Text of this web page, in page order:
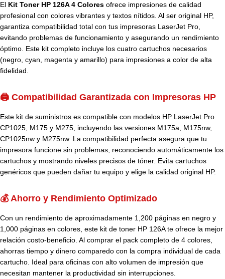
El Kit Toner HP 126A 4 Colores ofrece impresiones de calidad
profesional con colores vibrantes y textos nítidos. Al ser original HP,
garantiza compatibilidad total con tus impresoras LaserJet Pro,
evitando problemas de funcionamiento y asegurando un rendimiento
óptimo. Este kit completo incluye los cuatro cartuchos necesarios
(negro, cyan, magenta y amarillo) para impresiones a color de alta
fidelidad.
🖨️ Compatibilidad Garantizada con Impresoras HP
Este kit de suministros es compatible con modelos HP LaserJet Pro
CP1025, M175 y M275, incluyendo las versiones M175a, M175nw,
CP1025nw y M275nw. La compatibilidad perfecta asegura que tu
impresora funcione sin problemas, reconociendo automáticamente los
cartuchos y mostrando niveles precisos de tóner. Evita cartuchos
genéricos que pueden dañar tu equipo y elige la calidad original HP.
💰 Ahorro y Rendimiento Optimizado
Con un rendimiento de aproximadamente 1,200 páginas en negro y
1,000 páginas en colores, este kit de toner HP 126A te ofrece la mejor
relación costo-beneficio. Al comprar el pack completo de 4 colores,
ahorras tiempo y dinero comparedo con la compra individual de cada
cartucho. Ideal para oficinas con alto volumen de impresión que
necesitan mantener la productividad sin interrupciones.